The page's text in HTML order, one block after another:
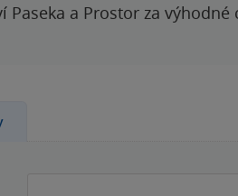
a Prostor za výhodné